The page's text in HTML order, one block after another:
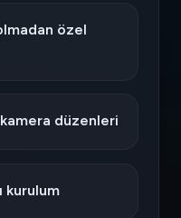
özel
düzenleri
kurulum